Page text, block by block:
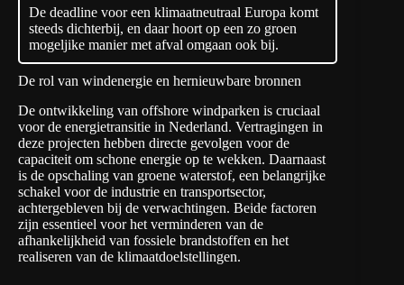
De deadline voor een klimaatneutraal Europa komt
steeds dichterbij, en daar hoort op een zo groen
mogeljike manier met afval omgaan ook bij.
De rol van windenergie en hernieuwbare bronnen
De ontwikkeling van offshore windparken is cruciaal
voor de energietransitie in Nederland. Vertragingen in
deze projecten hebben directe gevolgen voor de
capaciteit om schone energie op te wekken. Daarnaast
is de opschaling van groene waterstof, een belangrijke
schakel voor de industrie en transportsector,
achtergebleven bij de verwachtingen. Beide factoren
zijn essentieel voor het verminderen van de
afhankelijkheid van fossiele brandstoffen en het
realiseren van de klimaatdoelstellingen.